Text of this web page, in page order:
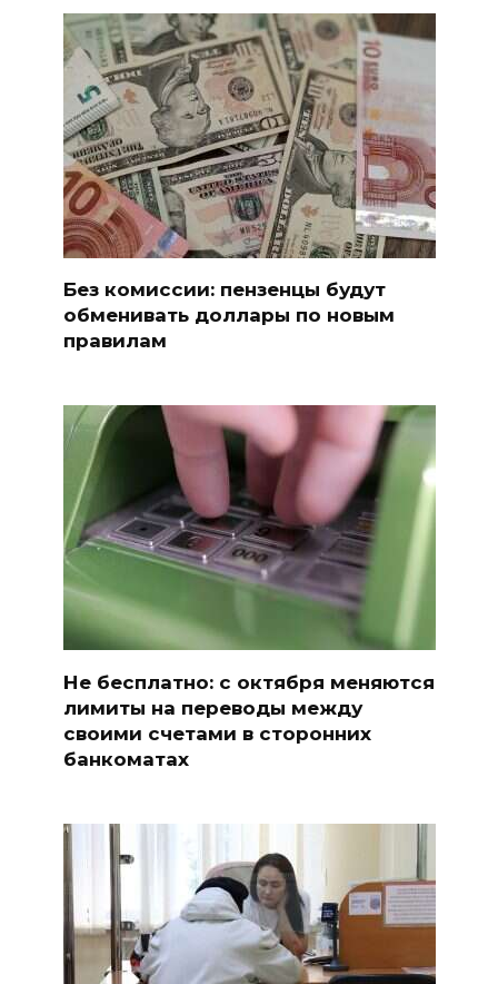
Без комиссии: пензенцы будут
обменивать доллары по новым
правилам
Не бесплатно: с октября меняются
лимиты на переводы между
своими счетами в сторонних
банкоматах